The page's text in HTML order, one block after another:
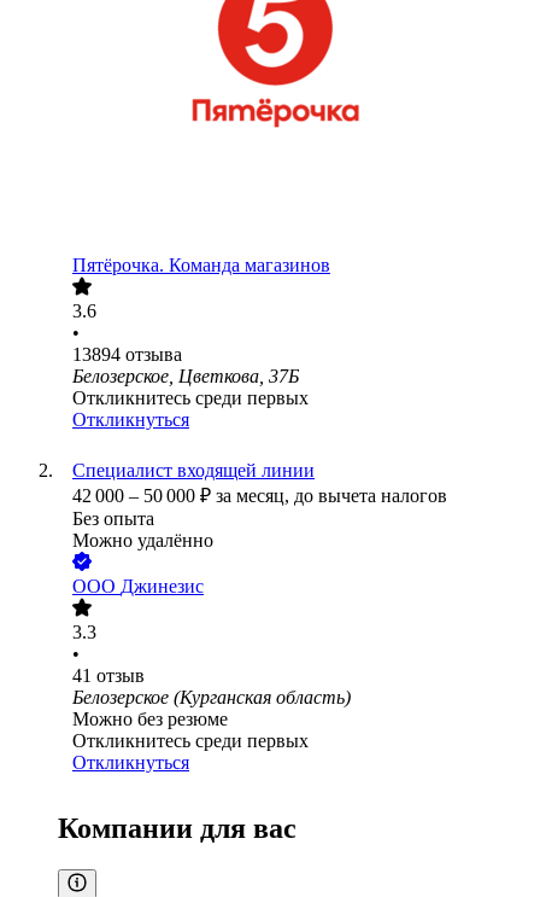
Пятёрочка. Команда магазинов
3.6
•
13894 отзыва
Белозерское, Цветкова, 37Б
Откликнитесь среди первых
Откликнуться
Специалист входящей линии
42 000 – 50 000 ₽ за месяц, до вычета налогов
Без опыта
Можно удалённо
ООО Джинезис
3.3
•
41 отзыв
Белозерское (Курганская область)
Можно без резюме
Откликнитесь среди первых
Откликнуться
Компании для вас